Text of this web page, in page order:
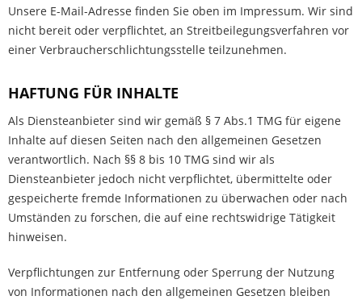
Unsere E-Mail-Adresse finden Sie oben im Impressum. Wir sind
nicht bereit oder verpflichtet, an Streitbeilegungsverfahren vor
einer Verbraucherschlichtungsstelle teilzunehmen.
HAFTUNG FÜR INHALTE
Als Diensteanbieter sind wir gemäß § 7 Abs.1 TMG für eigene
Inhalte auf diesen Seiten nach den allgemeinen Gesetzen
verantwortlich. Nach §§ 8 bis 10 TMG sind wir als
Diensteanbieter jedoch nicht verpflichtet, übermittelte oder
gespeicherte fremde Informationen zu überwachen oder nach
Umständen zu forschen, die auf eine rechtswidrige Tätigkeit
hinweisen.
Verpflichtungen zur Entfernung oder Sperrung der Nutzung
von Informationen nach den allgemeinen Gesetzen bleiben